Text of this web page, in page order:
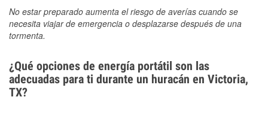
No estar preparado aumenta el riesgo de averías cuando se
necesita viajar de emergencia o desplazarse después de una
tormenta.
¿Qué opciones de energía portátil son las
adecuadas para ti durante un huracán en Victoria,
TX?